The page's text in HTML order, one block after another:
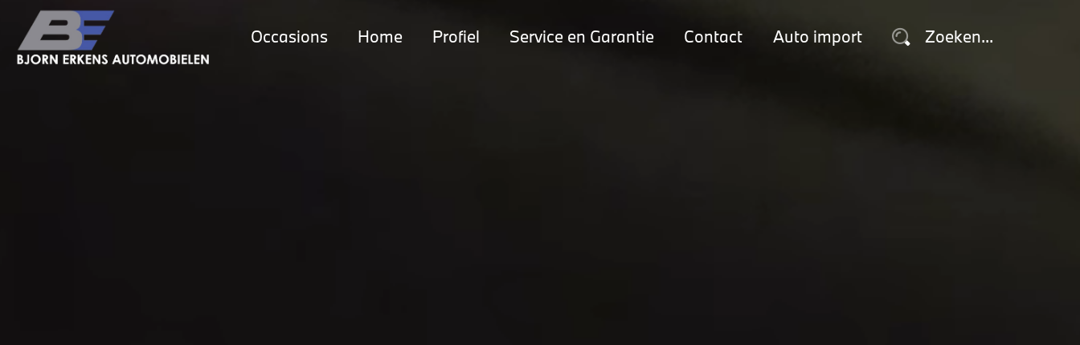
Occasions Home Profiel Service en Garantie Contact Auto import Zoeken...